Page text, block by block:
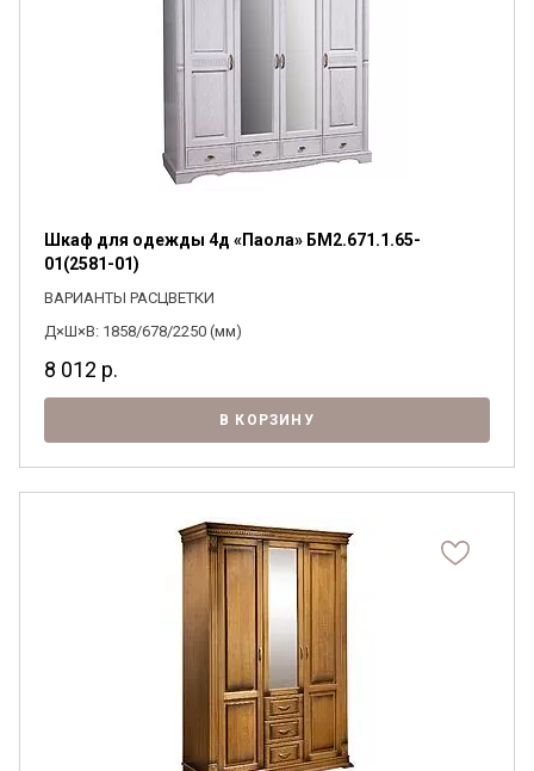
Шкаф для одежды 4д «Паола» БМ2.671.1.65-
01(2581-01)
ВАРИАНТЫ РАСЦВЕТКИ
Д×Ш×В: 1858/678/2250 (мм)
8 012 р.
В КОРЗИНУ